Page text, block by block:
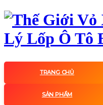
TRANG CHỦ
SẢN PHẨM